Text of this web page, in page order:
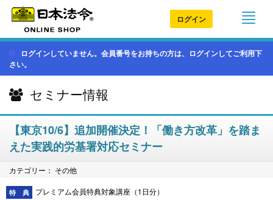
ログイン
ログインしていません。会員番号をお持ちの方は、ログインしてご利用下
さい。
セミナー情報
【東京10/6】追加開催決定！「働き方改革」を踏ま
えた実践的労基署対応セミナー
カテゴリー： その他
プレミアム会員特典対象講座（1日分）